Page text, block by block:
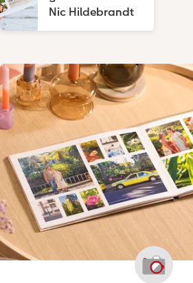
Nic Hildebrandt